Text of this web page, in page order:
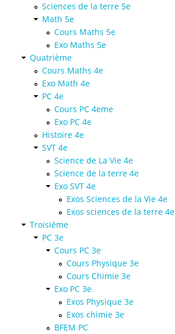
Sciences de la terre 5e
Math 5e
Cours Maths 5e
Exo Maths 5e
Quatrième
Cours Maths 4e
Exo Math 4e
PC 4e
Cours PC 4eme
Exo PC 4e
Histoire 4e
SVT 4e
Science de La Vie 4e
Science de la terre 4e
Exo SVT 4e
Exos Sciences de la Vie 4e
Exos sciences de la terre 4e
Troisième
PC 3e
Cours PC 3e
Cours Physique 3e
Cours Chimie 3e
Exo PC 3e
Exos Physique 3e
Exos chimie 3e
BFEM PC